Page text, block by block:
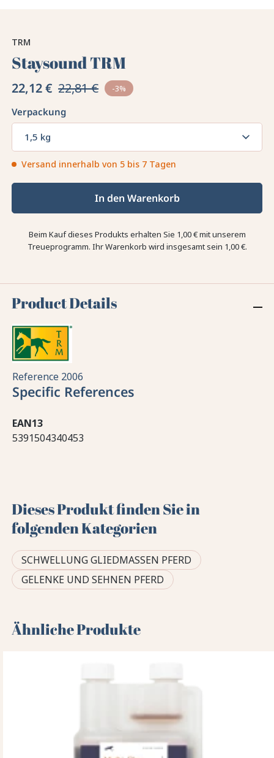
TRM
Staysound TRM
22,12 € 22,81 € -3%
Verpackung
1,5 kg
Versand innerhalb von 5 bis 7 Tagen
In den Warenkorb
Beim Kauf dieses Produkts erhalten Sie 1,00 €mit unserem
Treueprogramm. Ihr Warenkorb wird insgesamt sein 1,00 €.
Product Details
Reference 2006
Specific References
EAN13
5391504340453
Dieses Produkt finden Sie in
folgenden Kategorien
SCHWELLUNG GLIEDMASSEN PFERD
GELENKE UND SEHNEN PFERD
Ähnliche Produkte